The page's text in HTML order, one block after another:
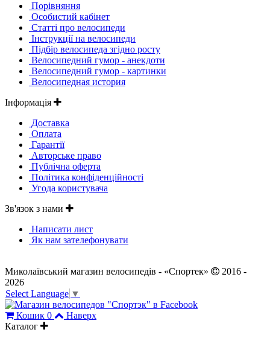
Порівняння
Особистий кабінет
Статті про велосипеди
Інструкції на велосипеди
Підбір велосипеда згідно росту
Велосипедний гумор - анекдоти
Велосипедний гумор - картинки
Велосипедная история
Інформація
Доставка
Оплата
Гарантії
Авторське право
Публічна оферта
Політика конфіденційності
Угода користувача
Зв'язок з нами
Написати лист
Як нам зателефонувати
Миколаївський магазин велосипедів - «Спортек»
2016 -
2026
Select Language ▼
Кошик 0
Наверх
Каталог